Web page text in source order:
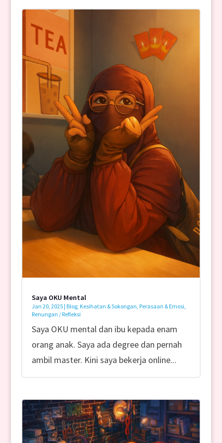
Saya OKU Mental
Jan 20, 2025| Blog, Kesihatan & Sokongan, Perasaan & Emosi,
Renungan / Refleksi
Saya OKU mental dan ibu kepada enam
orang anak. Saya ada degree dan pernah
ambil master. Kini saya bekerja online...